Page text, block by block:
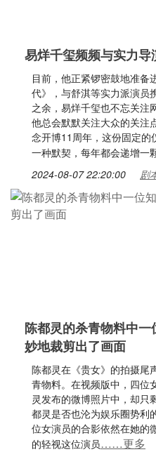
易烊千玺频频与实力
目前，他正紧锣密鼓地准备
代》，与舒淇等实力派演员
之余，易烊千玺也不忘关注
他总会默默关注大众的关注
念开博11周年，这份固定的
一种默契，每年都会递增一
2024-08-07 22:20:00 剧
陈都灵的杀青物料中
妙地裁剪出了画面
陈都灵在《贵女》的拍摄尾
青物料。在视频版中，四位
灵发布的微博照片中，却只
都灵是否也沦为娱乐圈势利
位女演员的合影依然在她的
的轻视这位演员……更多